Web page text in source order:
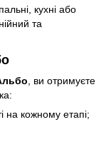
кухні або
та
, ви отримуєте
на кожному етапі;